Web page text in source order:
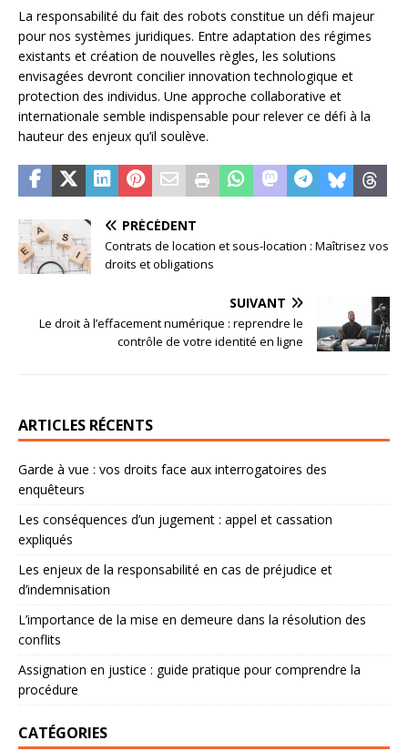
La responsabilité du fait des robots constitue un défi majeur
pour nos systèmes juridiques. Entre adaptation des régimes
existants et création de nouvelles règles, les solutions
envisagées devront concilier innovation technologique et
protection des individus. Une approche collaborative et
internationale semble indispensable pour relever ce défi à la
hauteur des enjeux qu’il soulève.
PRÉCÉDENT
Contrats de location et sous-location : Maîtrisez vos
droits et obligations
SUIVANT
Le droit à l’effacement numérique : reprendre le
contrôle de votre identité en ligne
ARTICLES RÉCENTS
Garde à vue : vos droits face aux interrogatoires des
enquêteurs
Les conséquences d’un jugement : appel et cassation
expliqués
Les enjeux de la responsabilité en cas de préjudice et
d’indemnisation
L’importance de la mise en demeure dans la résolution des
conflits
Assignation en justice : guide pratique pour comprendre la
procédure
CATÉGORIES